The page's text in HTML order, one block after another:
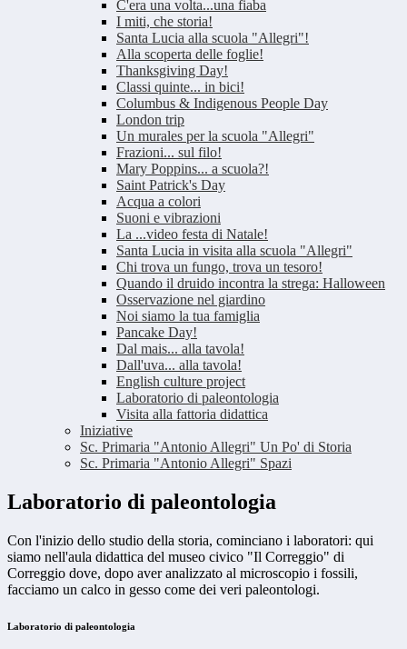
C'era una volta...una fiaba
I miti, che storia!
Santa Lucia alla scuola "Allegri"!
Alla scoperta delle foglie!
Thanksgiving Day!
Classi quinte... in bici!
Columbus & Indigenous People Day
London trip
Un murales per la scuola "Allegri"
Frazioni... sul filo!
Mary Poppins... a scuola?!
Saint Patrick's Day
Acqua a colori
Suoni e vibrazioni
La ...video festa di Natale!
Santa Lucia in visita alla scuola "Allegri"
Chi trova un fungo, trova un tesoro!
Quando il druido incontra la strega: Halloween
Osservazione nel giardino
Noi siamo la tua famiglia
Pancake Day!
Dal mais... alla tavola!
Dall'uva... alla tavola!
English culture project
Laboratorio di paleontologia
Visita alla fattoria didattica
Iniziative
Sc. Primaria "Antonio Allegri" Un Po' di Storia
Sc. Primaria "Antonio Allegri" Spazi
Laboratorio di paleontologia
Con l'inizio dello studio della storia, cominciano i laboratori: qui
siamo nell'aula didattica del museo civico "Il Correggio" di
Correggio dove, dopo aver analizzato al microscopio i fossili,
facciamo un calco in gesso come dei veri paleontologi.
Laboratorio di paleontologia